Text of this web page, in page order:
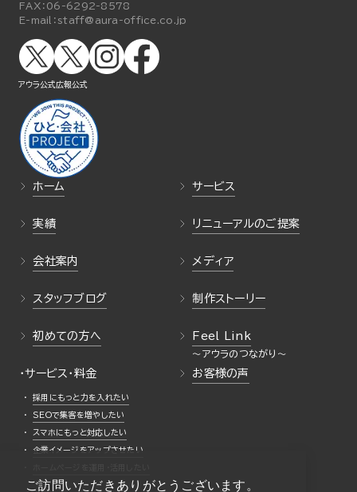
ご訪問いただきありがとうございます。
ホーム サービス
実績 リニューアルのご提案
会社案内 メディア
スタッフブログ 制作ストーリー
初めての方へ Feel Link
・サービス・料金
採用にもっと力を入れたい
SEOで集客を増やしたい
スマホにもっと対応したい
企業イメージをアップさせたい
お客様の声
FAX： 06-6292-8578
E-mail： staff@aura-office.co.jp
アウラ公式広報公式